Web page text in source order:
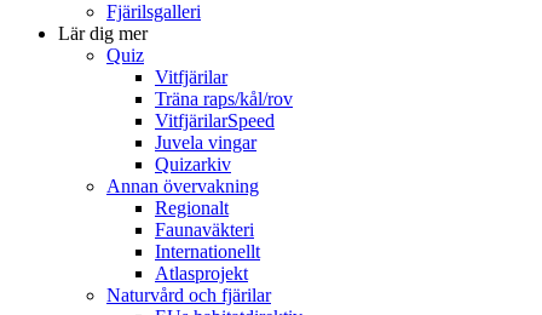
Fjärilsgalleri
Lär dig mer
Quiz
Vitfjärilar
Träna raps/kål/rov
VitfjärilarSpeed
Juvela vingar
Quizarkiv
Annan övervakning
Regionalt
Faunaväkteri
Internationellt
Atlasprojekt
Naturvård och fjärilar